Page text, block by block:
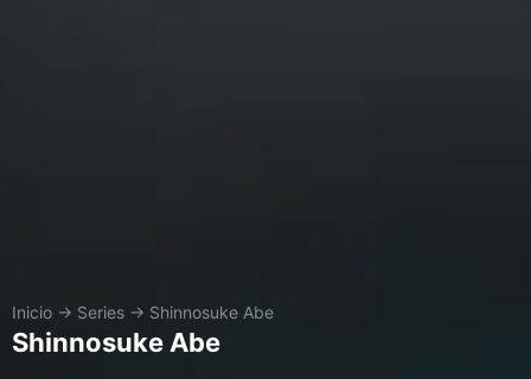
Inicio → Series → Shinnosuke Abe
Shinnosuke Abe